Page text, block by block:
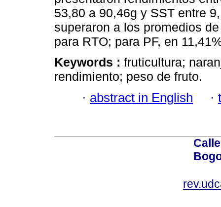
53,80 a 90,46g y SST entre
superaron a los promedios
para RTO; para PF, en
Keywords : fruticultura;
rendimiento; peso de fruto.
· abstract in English ·